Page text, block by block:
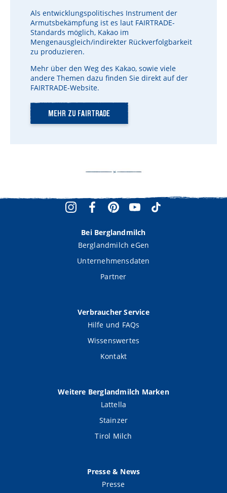
Als entwicklungspolitisches Instrument der
Armutsbekämpfung ist es laut FAIRTRADE-
Standards möglich, Kakao im
Mengenausgleich/indirekter Rückverfolgbarkeit
zu produzieren.
Mehr über den Weg des Kakao, sowie viele
andere Themen dazu finden Sie direkt auf der
FAIRTRADE-Website.
MEHR ZU FAIRTRADE
Bei Berglandmilch
Berglandmilch eGen
Unternehmensdaten
Partner
Verbraucher Service
Hilfe und FAQs
Wissenswertes
Kontakt
Weitere Berglandmilch Marken
Lattella
Stainzer
Tirol Milch
Presse & News
Presse